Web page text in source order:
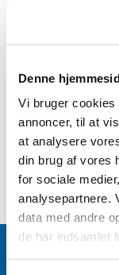
Denne
Vi bruger
annoncer, til at
at analysere
din brug af vores
for sociale
analysepartnere.
data med andre
de har indsamlet